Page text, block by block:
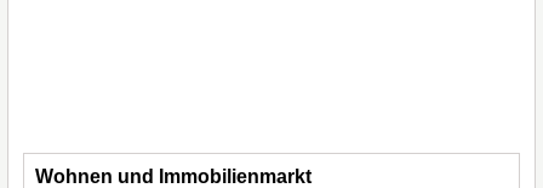
Wohnen und Immobilienmarkt